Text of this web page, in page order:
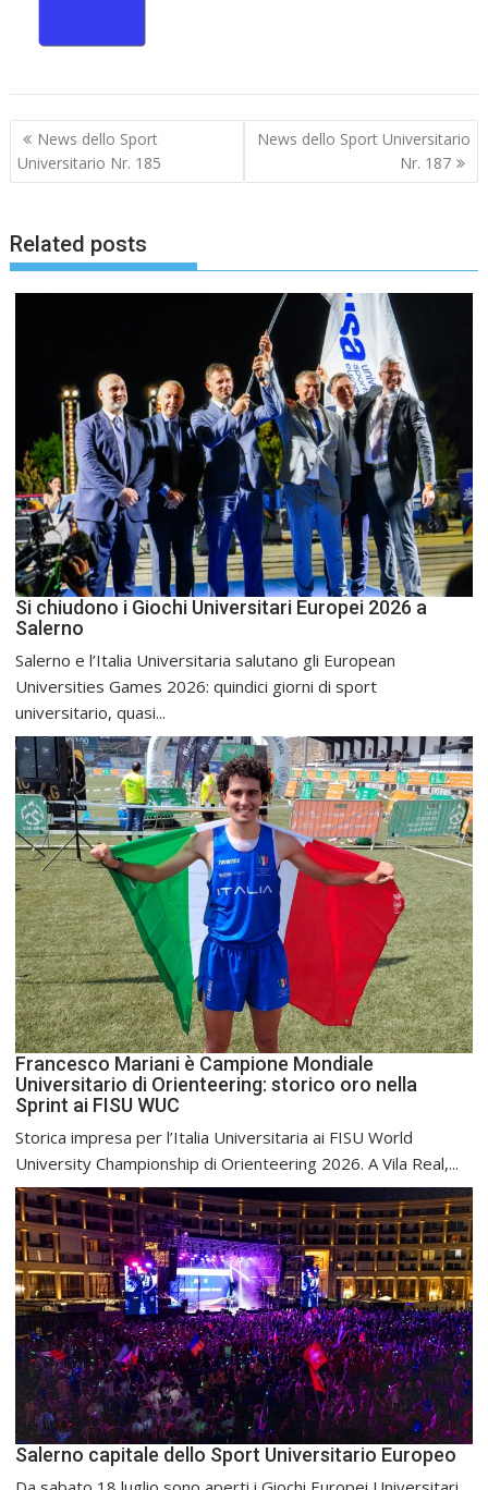
Navigazione
articoli
News dello Sport
Universitario Nr. 185
News dello Sport Universitario
Nr. 187
Related posts
Si chiudono i Giochi Universitari Europei 2026 a
Salerno
Salerno e l’Italia Universitaria salutano gli European
Universities Games 2026: quindici giorni di sport
universitario, quasi...
Francesco Mariani è Campione Mondiale
Universitario di Orienteering: storico oro nella
Sprint ai FISU WUC
Storica impresa per l’Italia Universitaria ai FISU World
University Championship di Orienteering 2026. A Vila Real,...
Salerno capitale dello Sport Universitario Europeo